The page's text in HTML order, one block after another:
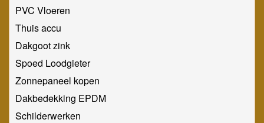
PVC Vloeren
Thuis accu
Dakgoot zink
Spoed Loodgieter
Zonnepaneel kopen
Dakbedekking EPDM
Schilderwerken